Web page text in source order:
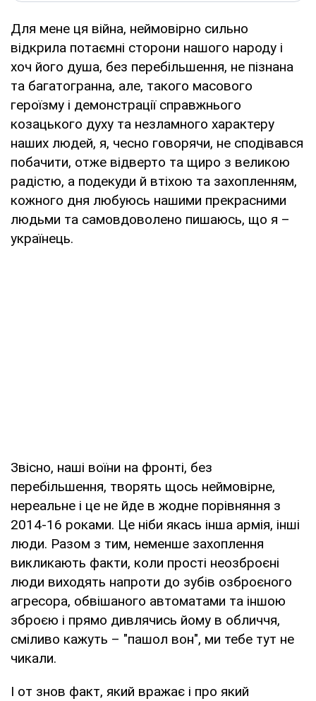
Для мене ця війна, неймовірно сильно
відкрила потаємні сторони нашого народу і
хоч його душа, без перебільшення, не пізнана
та багатогранна, але, такого масового
героїзму і демонстрації справжнього
козацького духу та незламного характеру
наших людей, я, чесно говорячи, не сподівався
побачити, отже відверто та щиро з великою
радістю, а подекуди й втіхою та захопленням,
кожного дня любуюсь нашими прекрасними
людьми та самовдоволено пишаюсь, що я –
українець.
Звісно, наші воїни на фронті, без
перебільшення, творять щось неймовірне,
нереальне і це не йде в жодне порівняння з
2014-16 роками. Це ніби якась інша армія, інші
люди. Разом з тим, неменше захоплення
викликають факти, коли прості неозброєні
люди виходять напроти до зубів озброєного
агресора, обвішаного автоматами та іншою
зброєю і прямо дивлячись йому в обличчя,
сміливо кажуть – "пашол вон", ми тебе тут не
чикали.
І от знов факт, який вражає і про який